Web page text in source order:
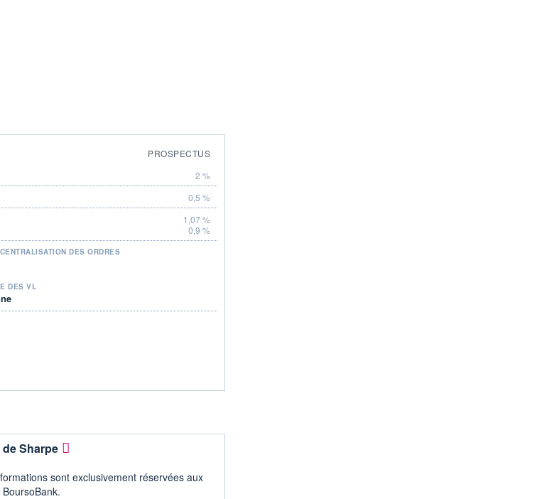
PROSPECTUS
2 %
0,5 %
1,07 %
0,9 %
DES ORDRES
DES VL
de Sharpe
sont exclusivement réservées aux